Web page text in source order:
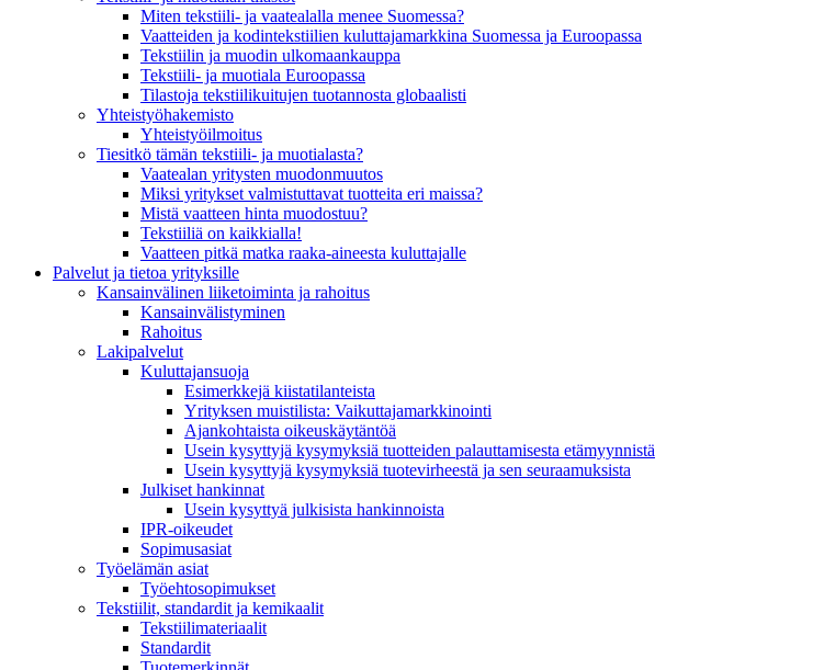
Miten tekstiili- ja vaatealalla menee Suomessa?
Vaatteiden ja kodintekstiilien kuluttajamarkkina Suomessa ja Euroopassa
Tekstiilin ja muodin ulkomaankauppa
Tekstiili- ja muotiala Euroopassa
Tilastoja tekstiilikuitujen tuotannosta globaalisti
Yhteistyö­hakemisto
Yhteistyöilmoitus
Tiesitkö tämän tekstiili- ja muotialasta?
Vaatealan yritysten muodonmuutos
Miksi yritykset valmistuttavat tuotteita eri maissa?
Mistä vaatteen hinta muodostuu?
Tekstiiliä on kaikkialla!
Vaatteen pitkä matka raaka-aineesta kuluttajalle
Palvelut ja tietoa yrityksille
Kansainvälinen liiketoiminta ja rahoitus
Kansain­välistyminen
Rahoitus
Lakipalvelut
Kuluttajansuoja
Esimerkkejä kiistatilanteista
Yrityksen muistilista: Vaikuttaja­markkinointi
Ajankohtaista oikeuskäytäntöä
Usein kysyttyjä kysymyksiä tuotteiden palauttamisesta etämyynnistä
Usein kysyttyjä kysymyksiä tuotevirheestä ja sen seuraamuksista
Julkiset hankinnat
Usein kysyttyä julkisista hankinnoista
IPR-oikeudet
Sopimusasiat
Työelämän asiat
Työehto­sopimukset
Tekstiilit, standardit ja kemikaalit
Tekstiilimateriaalit
Standardit